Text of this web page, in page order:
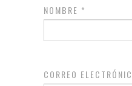
NOMBRE *
CORREO